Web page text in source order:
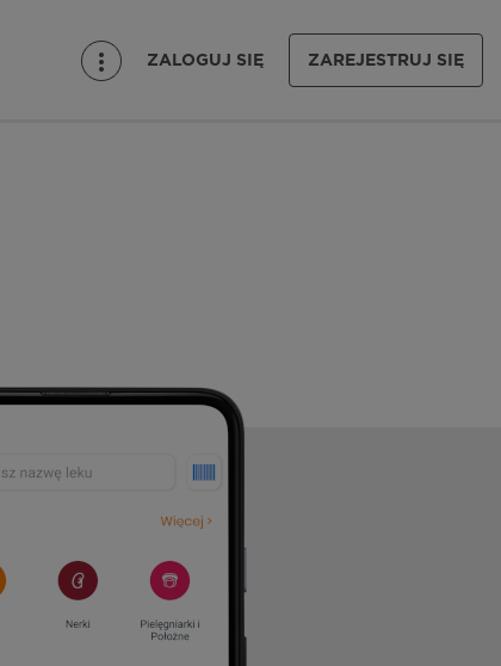
ZALOGUJ SIĘ ZAREJESTRUJ SIĘ